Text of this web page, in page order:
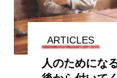
ARTICLES
人のためにな